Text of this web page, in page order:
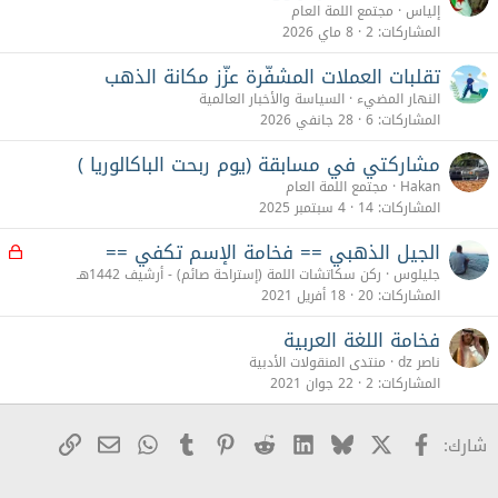
إلياس مجتمع اللمة العام
المشاركات 2 8 ماي 2026
تقلبات العملات المشفّرة عزّز مكانة الذهب
النهار المضيء السياسة والأخبار العالمية
المشاركات 6 28 جانفي 2026
مشاركتي في مسابقة (يوم ربحت الباكالوريا )
Hakan مجتمع اللمة العام
المشاركات 14 4 سبتمبر 2025
م الجيل الذهبي == فخامة الإسم تكفي ==
جليلوس ركن سكاتشات اللمة (إستراحة صائم) - أرشيف 1442هـ
المشاركات 20 18 أفريل 2021
فخامة اللغة العربية
ناصر dz
منتدى المنقولات الأدبية
المشاركات 2 22 جوان 2021
شارك: Facebook
X
Bluesky
LinkedIn
Reddit
Pinterest
Tumblr
WhatsApp
البريدرابط